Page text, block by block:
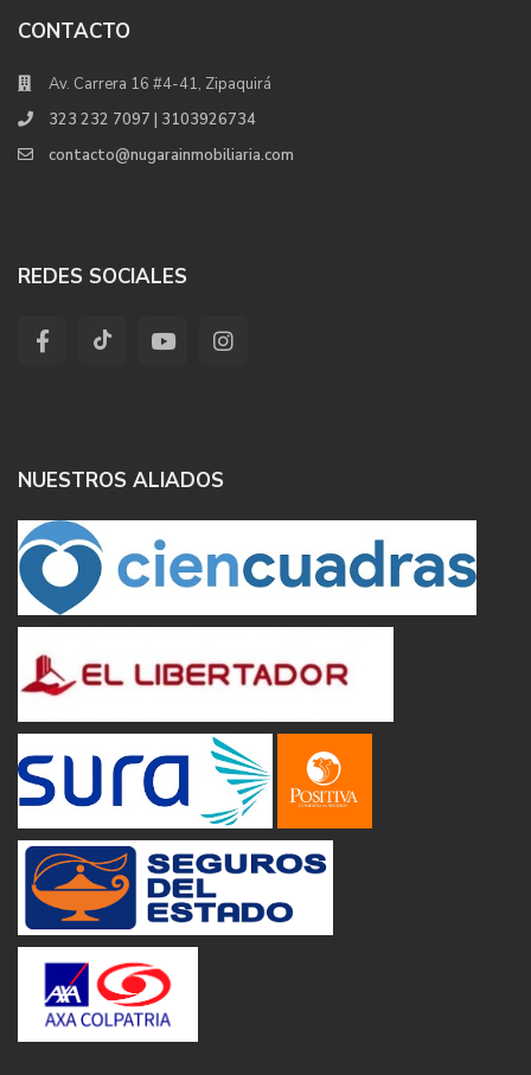
CONTACTO
Av. Carrera 16 #4-41, Zipaquirá
323 232 7097 | 3103926734
contacto@nugarainmobiliaria.com
REDES SOCIALES
NUESTROS ALIADOS